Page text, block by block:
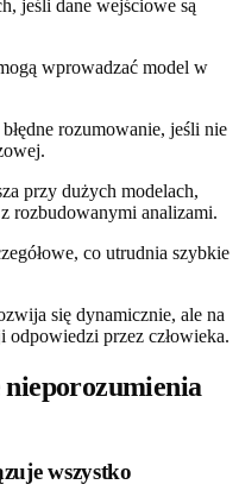
jeśli dane wejściowe są
wprowadzać model w
rozumowanie, jeśli nie
przy dużych modelach,
rozbudowanymi analizami.
co utrudnia szybkie
się dynamicznie, ale na
odpowiedzi przez człowieka.
wszystko